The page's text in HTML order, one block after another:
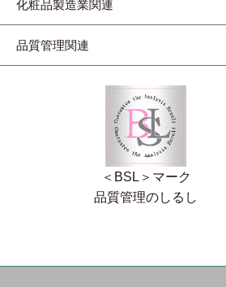
化粧品製造業関連
品質管理関連
＜BSL＞マーク
品質管理のしるし